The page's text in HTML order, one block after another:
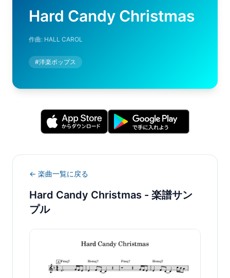
Hard Candy Christmas
作曲: HALL CAROL
#洋楽ポップス
← 楽曲一覧に戻る
Hard Candy Christmas - 楽譜サン
プル